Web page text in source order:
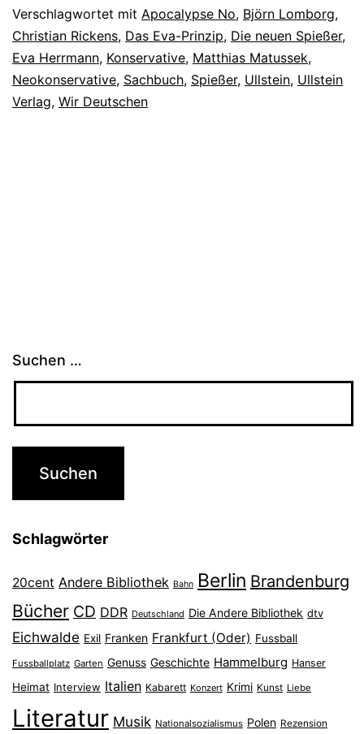
Verschlagwortet mit Apocalypse No, Björn Lomborg,
Christian Rickens, Das Eva-Prinzip, Die neuen Spießer,
Eva Herrmann, Konservative, Matthias Matussek,
Neokonservative, Sachbuch, Spießer, Ullstein, Ullstein
Verlag, Wir Deutschen
Suchen …
Schlagwörter
20cent Andere Bibliothek Bahn Berlin Brandenburg
Bücher CD DDR Deutschland Die Andere Bibliothek dtv
Eichwalde Exil Franken Frankfurt (Oder) Fussball
Fussballplatz Garten Genuss Geschichte Hammelburg Hanser
Heimat Interview Italien Kabarett Konzert Krimi Kunst Liebe
Literatur Musik Nationalsozialismus Polen Rezension